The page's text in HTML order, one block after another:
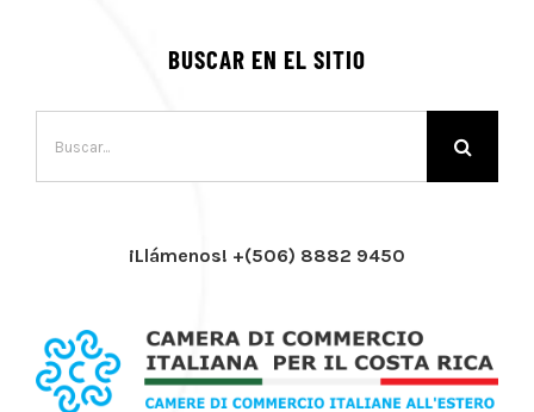
BUSCAR EN EL SITIO
¡Llámenos! +(506) 8882 9450